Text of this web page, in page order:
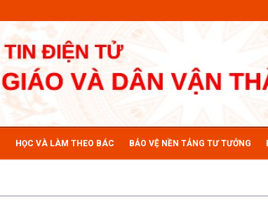
HỌC VÀ LÀM THEO BÁC BẢO VỆ NỀN TẢNG TƯ TƯỞNG